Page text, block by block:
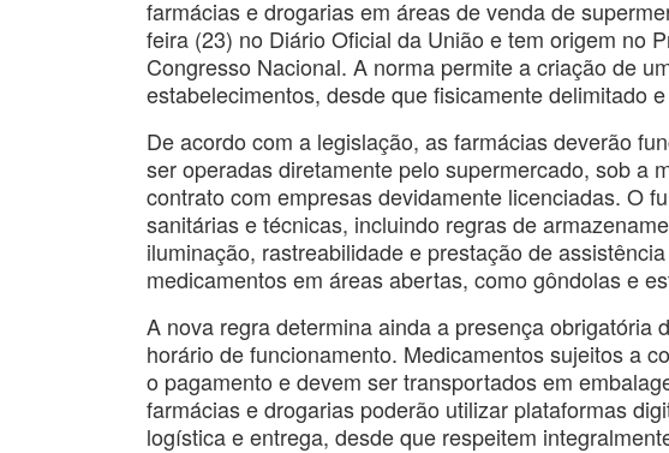
farmácias e drogarias em áreas de venda de
feira (23) no Diário Oficial da União e tem origem no
Congresso Nacional. A norma permite a criação de
estabelecimentos, desde que fisicamente delimitado
De acordo com a legislação, as farmácias deverão
ser operadas diretamente pelo supermercado, sob a
contrato com empresas devidamente licenciadas. O
sanitárias e técnicas, incluindo regras de
iluminação, rastreabilidade e prestação de
medicamentos em áreas abertas, como gôndolas e
A nova regra determina ainda a presença obrigatória
horário de funcionamento. Medicamentos sujeitos a
o pagamento e devem ser transportados em
farmácias e drogarias poderão utilizar plataformas
logística e entrega, desde que respeitem